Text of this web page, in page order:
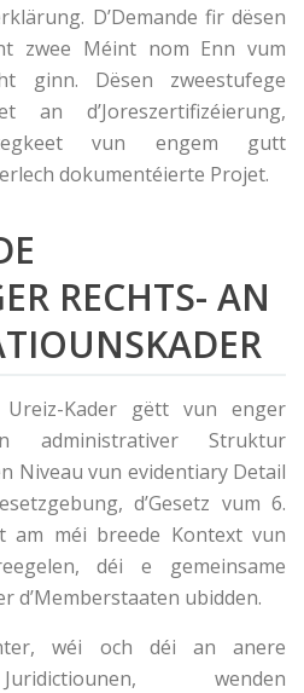
D’Demande fir dësen
zwee Méint nom Enn vum
ginn. Dësen zweestufege
an d’Joreszertifizéierung,
vun engem gutt
dokumentéierte Projet.
RECHTS- AN
Ureiz-Kader gëtt vun enger
administrativer Struktur
Niveau vun evidentiary Detail
d’Gesetz vum 6.
am méi breede Kontext vun
déi e gemeinsame
d’Memberstaaten ubidden.
wéi och déi an anere
wenden